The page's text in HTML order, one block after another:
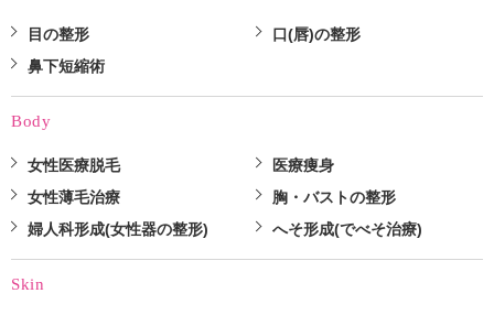
目の整形
口(唇)の整形
鼻下短縮術
Body
女性医療脱毛
医療痩身
女性薄毛治療
胸・バストの整形
婦人科形成(女性器の整形)
へそ形成(でべそ治療)
Skin